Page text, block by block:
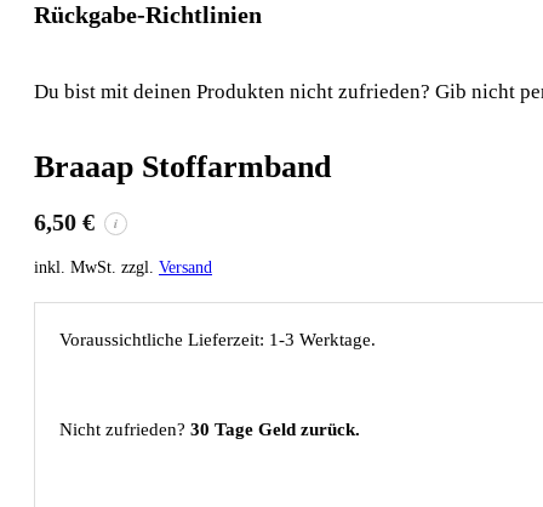
Rückgabe-Richtlinien
Du bist mit deinen Produkten nicht zufrieden? Gib nicht
Braaap Stoffarmband
6,50 € i
inkl. MwSt. zzgl. Versand
Voraussichtliche Lieferzeit: 1-3 Werktage.
Nicht zufrieden? 30 Tage Geld zurück.